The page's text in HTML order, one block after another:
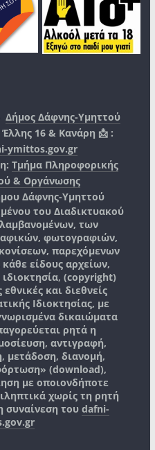
Δήμος Δάφνης-Υμηττού
16 & Κανάρη 📩 :
ymittos.gov.gr
Τμήμα Πληροφορικής
& Οργάνωσης
Δάφνης-Υμηττού
του Διαδικτυακού
των
φωτογραφιών,
παρεχόμενων
είδους αρχείων,
(copyright)
και διεθνείς
Ιδιοκτησίας, με
δικαιώματα
ρητά η
αντιγραφή,
διανομή,
(download),
με οποιονδήποτε
χωρίς τη ρητή
συναίνεση του dafni-